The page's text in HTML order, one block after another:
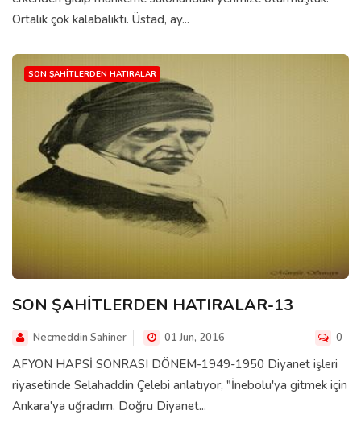
Ortalık çok kalabalıktı. Üstad, ay...
SON ŞAHITLERDEN HATIRALAR
SON ŞAHİTLERDEN HATIRALAR-13
Necmeddin Sahiner 01 Jun, 2016 0
AFYON HAPSİ SONRASI DÖNEM-1949-1950 Diyanet işleri
riyasetinde Selahaddin Çelebi anlatıyor; "İnebolu'ya gitmek için
Ankara'ya uğradım. Doğru Diyanet...